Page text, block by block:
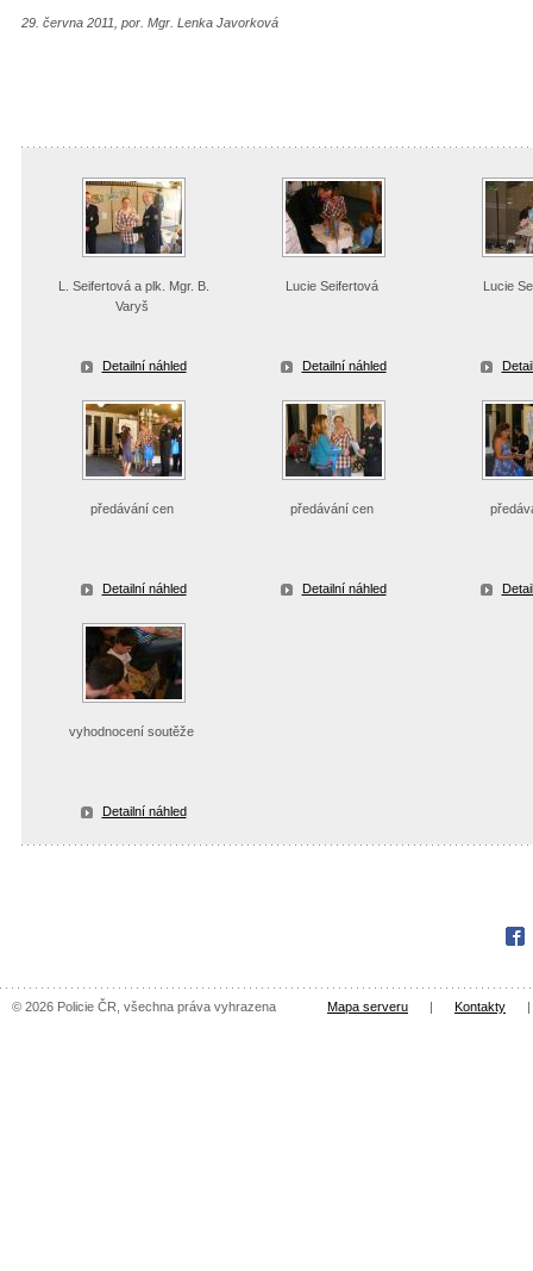
29. června 2011, por. Mgr. Lenka Javorková
L. Seifertová a plk. Mgr. B.
Varyš
Detailní náhled
Lucie Seifertová
Detailní náhled
Lucie
předávání cen
Detailní náhled
předávání cen
Detailní náhled
vyhodnocení soutěže
Detailní náhled
© 2026 Policie ČR, všechna práva vyhrazena Mapa serveru | Kontakty |